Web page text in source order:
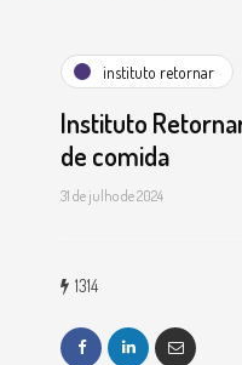
instituto retornar
Instituto
de comida
31 de julho de 2024
1314